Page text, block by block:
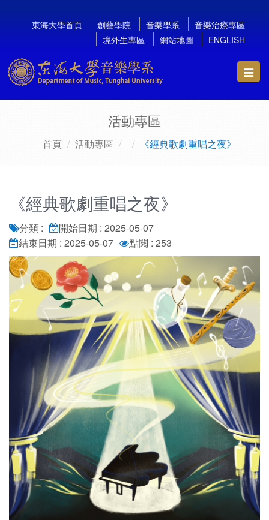
東海大學首頁 創藝學院 音樂學系
音樂治療專區
境外生專區
網站地圖 ENGLISH
活動專區
首頁 活動專區 《經典歌劇重唱之夜》
《經典歌劇重唱之夜》
分類 :
開始日期 : 2025-05-07
結束日期 : 2025-05-07
點閱 : 253